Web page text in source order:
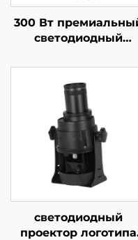
300 Вт
светодиодный
IP67
водонепроницаемый
вращающийся Gobo
светильник для
наружной рекламы
на зданиях
светодиодный
проектор логотипа